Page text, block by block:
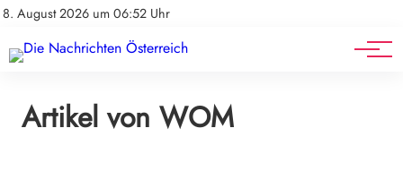
8. August 2026 um 06:52 Uhr
Mediadaten
Stellenangebote
Veranstaltungen
Artikel von WOM